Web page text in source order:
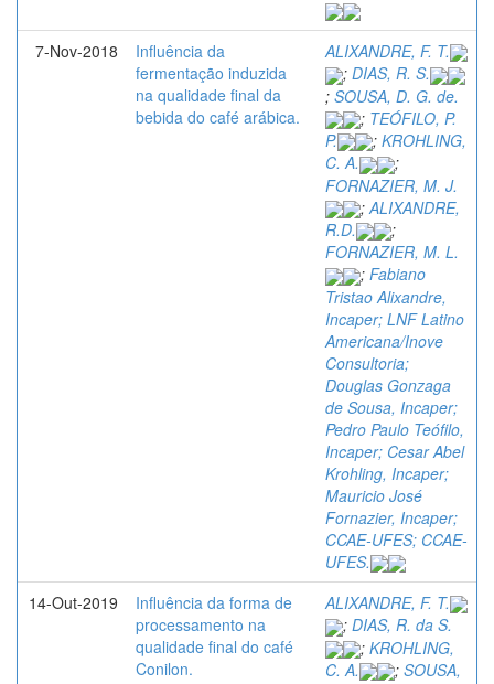
7-Nov-2018
Influência da
fermentação induzida
na qualidade final da
bebida do café arábica.
ALIXANDRE, F. T.
; DIAS, R. S.
; SOUSA, D. G. de.
; TEÓFILO, P.
P.
; KROHLING,
C. A.
;
FORNAZIER, M. J.
; ALIXANDRE,
R.D.
;
FORNAZIER, M. L.
; Fabiano
Tristao Alixandre,
Incaper; LNF Latino
Americana/Inove
Consultoria;
Douglas Gonzaga
de Sousa, Incaper;
Pedro Paulo Teófilo,
Incaper; Cesar Abel
Krohling, Incaper;
Mauricio José
Fornazier, Incaper;
CCAE-UFES; CCAE-
UFES.
14-Out-2019
Influência da forma de
processamento na
qualidade final do café
Conilon.
ALIXANDRE, F. T.
; DIAS, R. da S.
; KROHLING,
C. A.
; SOUSA,